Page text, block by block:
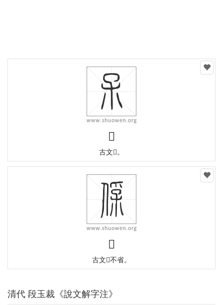
𣎼
古文𠈃。
𠊻
古文𠈃不省。
清代 段玉裁《說文解字注》